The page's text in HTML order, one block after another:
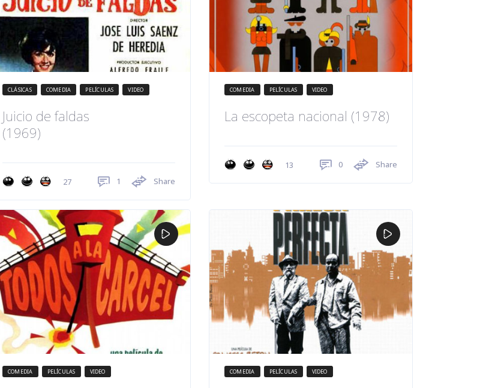
CLÁSICAS COMEDIA PELÍCULAS VIDEO
Juicio de faldas
(1969)
27 1 Share
COMEDIA PELÍCULAS VIDEO
La escopeta nacional (1978)
13 0 Share
COMEDIA PELÍCULAS VIDEO COMEDIA PELÍCULAS VIDEO